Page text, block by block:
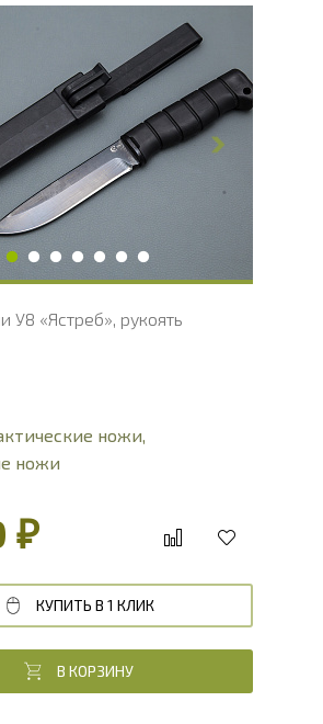
250
135
мм
27
мм
мм
31
мм
мм
22
HRC
У8 «Ястреб», рукоять
ножи,
ножи
₽
КУПИТЬ В 1 КЛИК
В КОРЗИНУ